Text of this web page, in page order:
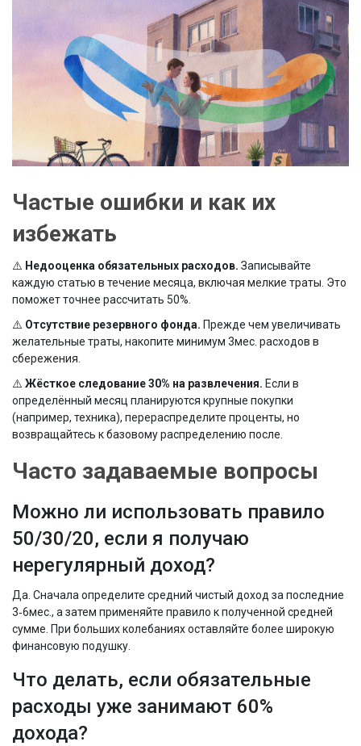
Частые ошибки и как их
избежать
⚠️ Недооценка обязательных расходов. Записывайте
каждую статью в течение месяца, включая мелкие траты. Это
поможет точнее рассчитать 50%.
⚠️ Отсутствие резервного фонда. Прежде чем увеличивать
желательные траты, накопите минимум 3мес. расходов в
сбережения.
⚠️ Жёсткое следование 30% на развлечения. Если в
определённый месяц планируются крупные покупки
(например, техника), перераспределите проценты, но
возвращайтесь к базовому распределению после.
Часто задаваемые вопросы
Можно ли использовать правило
50/30/20, если я получаю
нерегулярный доход?
Да. Сначала определите средний чистый доход за последние
3‑6мес., а затем применяйте правило к полученной средней
сумме. При больших колебаниях оставляйте более широкую
финансовую подушку.
Что делать, если обязательные
расходы уже занимают 60%
дохода?